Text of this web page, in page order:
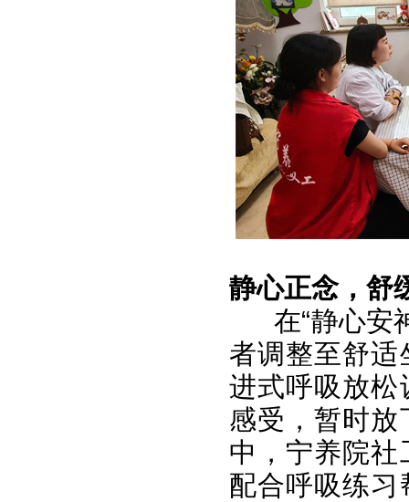
静心正念，舒
在“静心安
者调整至舒
进式呼吸放松
感受，暂时
中，宁养院
配合呼吸练